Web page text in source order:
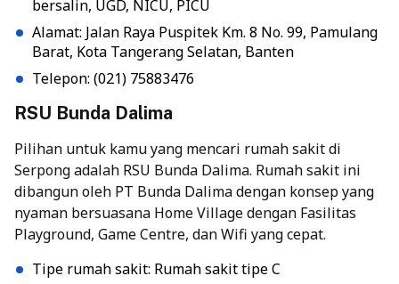
bersalin, UGD, NICU, PICU
Alamat: Jalan Raya Puspitek Km. 8 No. 99, Pamulang
Barat, Kota Tangerang Selatan, Banten
Telepon: (021) 75883476
RSU Bunda Dalima
Pilihan untuk kamu yang mencari rumah sakit di
Serpong adalah RSU Bunda Dalima. Rumah sakit ini
dibangun oleh PT Bunda Dalima dengan konsep yang
nyaman bersuasana Home Village dengan Fasilitas
Playground, Game Centre, dan Wifi yang cepat.
Tipe rumah sakit: Rumah sakit tipe C